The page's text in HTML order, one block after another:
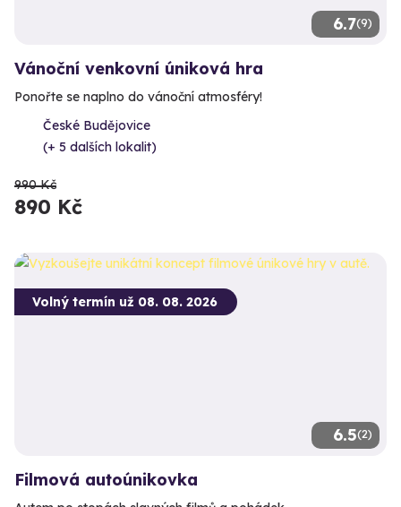
6.7(9)
Vánoční venkovní úniková hra
Ponořte se naplno do vánoční atmosféry!
České Budějovice
(+ 5 dalších lokalit)
990 Kč
890 Kč
6.5(2)
Volný termín už 08. 08. 2026
Filmová autoúnikovka